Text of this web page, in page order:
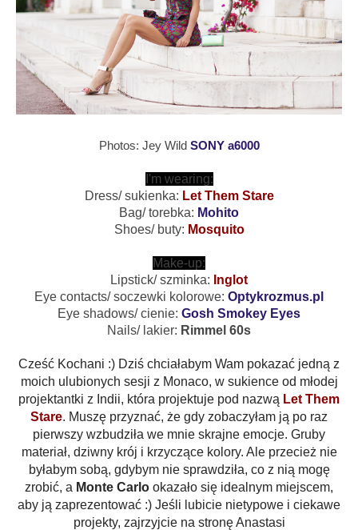
Photos: Jey Wild SONY a6000
I'm wearing:
Dress/ sukienka: Let Them Stare
Bag/ torebka: Mohito
Shoes/ buty: Mosquito
Make-up:
Lipstick/ szminka: Inglot
Eye contacts/ soczewki kolorowe: Optykrozmus.pl
Eye shadows/ cienie: Gosh Smokey Eyes
Nails/ lakier: Rimmel 60s
Cześć Kochani :) Dziś chciałabym Wam pokazać jedną z
moich ulubionych sesji z Monaco, w sukience od młodej
projektantki z Indii, która projektuje pod nazwą Let Them
Stare. Muszę przyznać, że gdy zobaczyłam ją po raz
pierwszy wzbudziła we mnie skrajne emocje. Gruby
materiał, dziwny krój i krzyczące kolory. Ale przecież nie
byłabym sobą, gdybym nie sprawdziła, co z nią mogę
zrobić, a Monte Carlo okazało się idealnym miejscem,
aby ją zaprezentować :) Jeśli lubicie nietypowe i ciekawe
projekty, zajrzyjcie na stronę Anastasi